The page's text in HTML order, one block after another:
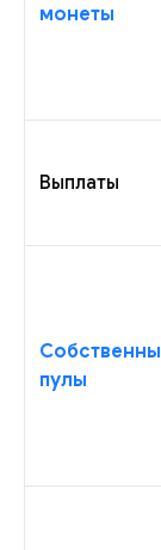
монеты
Выплаты
пулы